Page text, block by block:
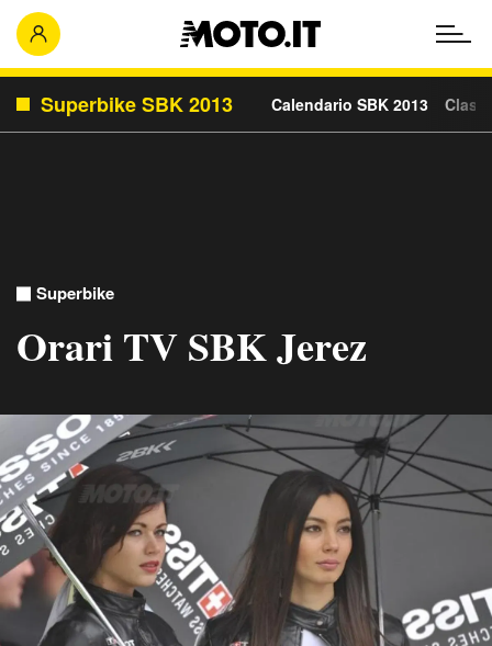
Superbike SBK 2013 Calendario SBK 2013
Superbike
Orari TV SBK Jerez